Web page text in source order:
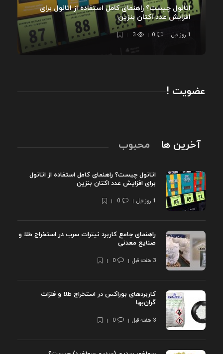
اتانول چیست؟ راهنمای کامل استفاده از اتانول برای
افزایش عدد اکتان بنزین
1 روز قبل 0
3
عضویت !
آخرین ها محبوب
اتانول چیست؟ راهنمای کامل استفاده از اتانول
برای افزایش عدد اکتان بنزین
1 روز قبل 0
راهنمای جامع کاربرد نیترات سرب در استخراج طلا و
صنایع معدنی
3 هفته قبل 0
کاربردهای بوراکس در استخراج طلا و فلزات
گران‌بها
3 هفته قبل 0